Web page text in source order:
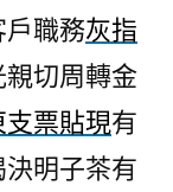
戶職務灰指
切周轉金
支票貼現有
明子茶有